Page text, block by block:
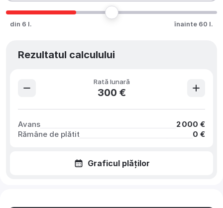
din 6 l. înainte 60 l.
Rezultatul calculului
Rată lunară
300 €
Avans
2 000 €
Rămâne de plătit
0 €
Graficul plăților